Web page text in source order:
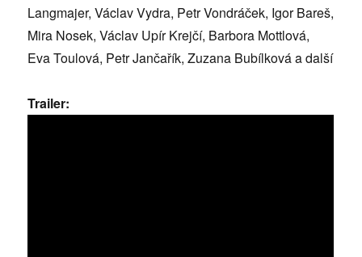
Langmajer, Václav Vydra, Petr Vondráček, Igor Bareš,
Mira Nosek, Václav Upír Krejčí, Barbora Mottlová,
Eva Toulová, Petr Jančařík, Zuzana Bubílková a další
Trailer: